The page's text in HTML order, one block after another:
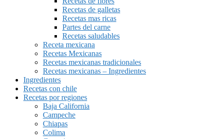
Recetas de galletas
Recetas mas ricas
Partes del carne
Recetas saludables
Receta mexicana
Recetas Mexicanas
Recetas mexicanas tradicionales
Recetas mexicanas – Ingredientes
Ingredientes
Recetas con chile
Recetas por regiones
Baja California
Campeche
Chiapas
Colima